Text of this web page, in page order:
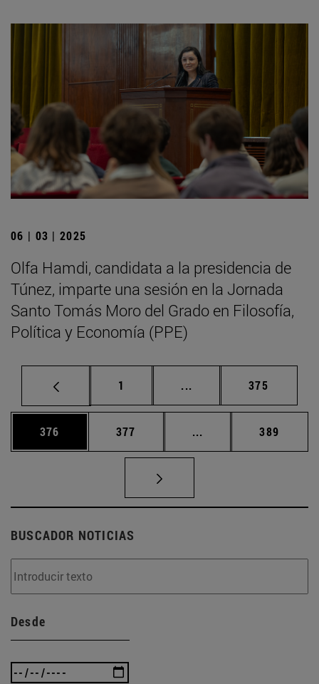
06 | 03 | 2025
Olfa Hamdi, candidata a la presidencia de
Túnez, imparte una sesión en la Jornada
Santo Tomás Moro del Grado en Filosofía,
Política y Economía (PPE)
Página
1 ... Páginas intermedias
Página
375
Página
376 Página
377 ... Páginas intermedias
Página
389
BUSCADOR NOTICIAS
Desde